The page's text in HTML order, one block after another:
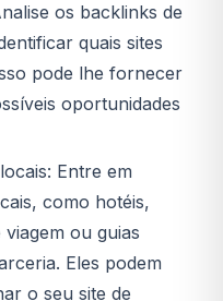
os backlinks de
quais sites
pode lhe fornecer
oportunidades
Entre em
como hotéis,
ou guias
Eles podem
o seu site de